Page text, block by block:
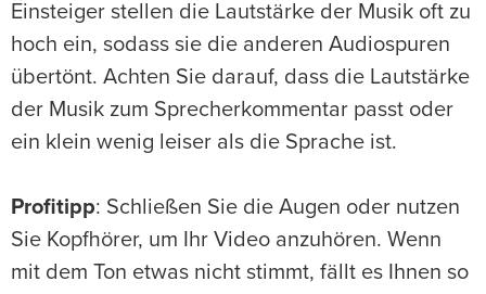
Einsteiger stellen die Lautstärke der Musik oft zu
hoch ein, sodass sie die anderen Audiospuren
übertönt. Achten Sie darauf, dass die Lautstärke
der Musik zum Sprecherkommentar passt oder
ein klein wenig leiser als die Sprache ist.
Profitipp: Schließen Sie die Augen oder nutzen
Sie Kopfhörer, um Ihr Video anzuhören. Wenn
mit dem Ton etwas nicht stimmt, fällt es Ihnen so